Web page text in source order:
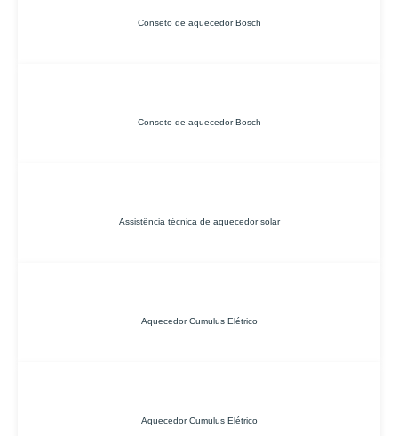
Conseto de aquecedor Bosch
Conseto de aquecedor Bosch
Assistência técnica de aquecedor solar
Aquecedor Cumulus Elétrico
Aquecedor Cumulus Elétrico